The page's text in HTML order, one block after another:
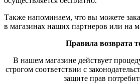
Также напоминаем, что вы можете
в магазинах наших партнеров или на
Правила возврата
В нашем магазине действует
строгом соответствии с
защите прав